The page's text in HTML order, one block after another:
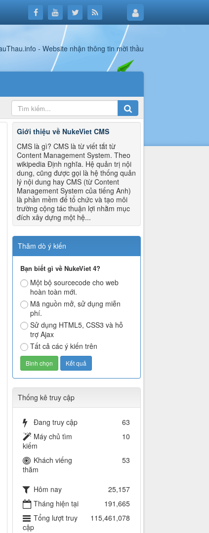
Giới thiệu về NukeViet CMS
CMS là gì? CMS là từ viết tắt từ
Content Management System. Theo
wikipedia Định nghĩa. Hệ quản trị nội
dung, cũng được gọi là hệ thống quản
lý nội dung hay CMS (từ Content
Management System của tiếng Anh)
là phần mềm để tổ chức và tạo môi
trường cộng tác thuận lợi nhằm mục
đích xây dựng một hệ...
Thăm dò ý kiến
Bạn biết gì về NukeViet 4?
Một bộ sourcecode cho web
hoàn toàn mới.
Mã nguồn mở, sử dụng miễn
phí.
Sử dụng HTML5, CSS3 và hỗ
trợ Ajax
Tất cả các ý kiến trên
Thống kê truy cập
Đang truy cập
63
Máy chủ tìm
kiếm
10
Khách viếng
thăm
53
Hôm nay
25,157
Tháng hiện tại
191,665
Tổng lượt truy
cập
115,461,078